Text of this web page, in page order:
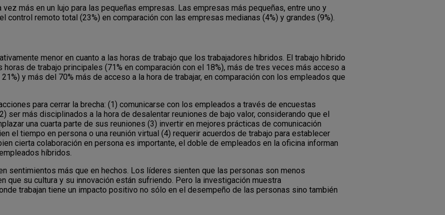
más en un lujo para las pequeñas empresas. Las empresas más pequeñas, entre uno y
remoto total (23%) en comparación con las empresas medianas (4%) y grandes (9%).
menor en cuanto a las horas de trabajo que los trabajadores híbridos. El trabajo híbrido
de trabajo principales (71% en comparación con el 18%), más de tres veces más acceso a
y más del 70% más de acceso a la hora de trabajar, en comparación con los empleados que
para cerrar la brecha: (1) comunicarse con los empleados a través de encuestas
ser más disciplinados a la hora de desalentar reuniones de bajo valor, considerando que el
una cuarta parte de sus reuniones (3) invertir en mejores prácticas de comunicación
el tiempo en persona o una reunión virtual (4) requerir acuerdos de trabajo para establecer
cierta colaboración en persona es importante, el doble de empleados en la oficina informan
híbridos.
sentimientos más que en hechos. Los líderes sienten que las personas son menos
que su cultura y su innovación están sufriendo. Pero la investigación muestra
trabajan tiene un impacto positivo no sólo en el desempeño de las personas sino también